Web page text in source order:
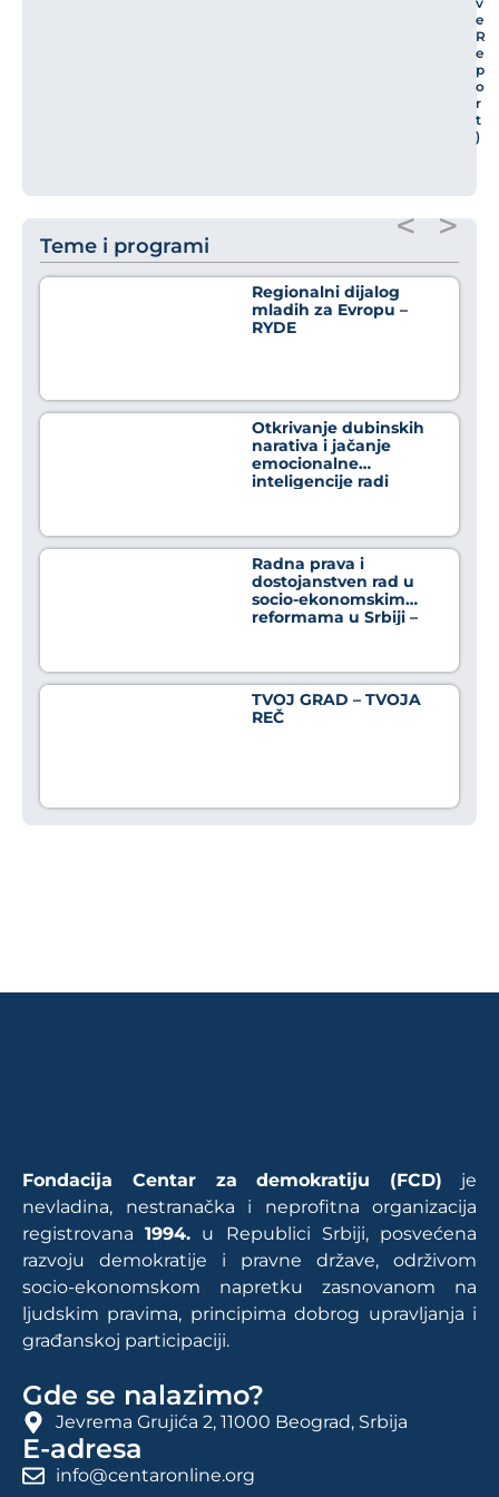
e
R
e
p
o
r
t
)
Teme i programi
Regionalni dijalog
mladih za Evropu –
RYDE
Otkrivanje dubinskih
narativa i jačanje
emocionalne
inteligencije radi
dezinformacija
Radna prava i
dostojanstven rad u
socio-ekonomskim
reformama u Srbiji –
TVOJ GRAD – TVOJA
REČ
< >
Fondacija Centar za demokratiju (FCD) je
nevladina, nestranačka i neprofitna organizacija
registrovana1994. u Republici Srbiji, posvećena
razvoju demokratije i pravne države, održivom
socio-ekonomskom napretku zasnovanom na
ljudskim pravima, principima dobrog upravljanja i
građanskoj participaciji.
Gde se nalazimo?
Jevrema Grujića 2, 11000 Beograd, Srbija
E-adresa
info@centaronline.org